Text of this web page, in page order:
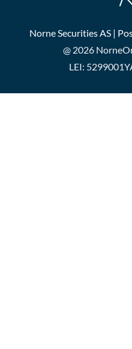
Norne Securities AS |
@ 2026 Norne
LEI: